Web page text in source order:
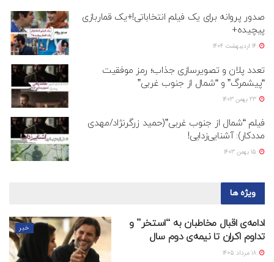
صدور پروانه برای یک فیلم انتخاباتی!+یک قماربازی
پیچیده+
تعدد پلان و تصویرسازی جذاب؛ رمز موفقیت
“پیشمرگ” و “شمال از جنوب غربی”
فیلم “شمال از جنوب غربی”(حمید زرگرنژاد/مهدی
مددکار): آشنایی‌زدایی!
ویژه ها
خبر
ادامه‌ی اقبال مخاطبان به “استخر” و
تداوم اکران تا نیمه‌ی دوم سال